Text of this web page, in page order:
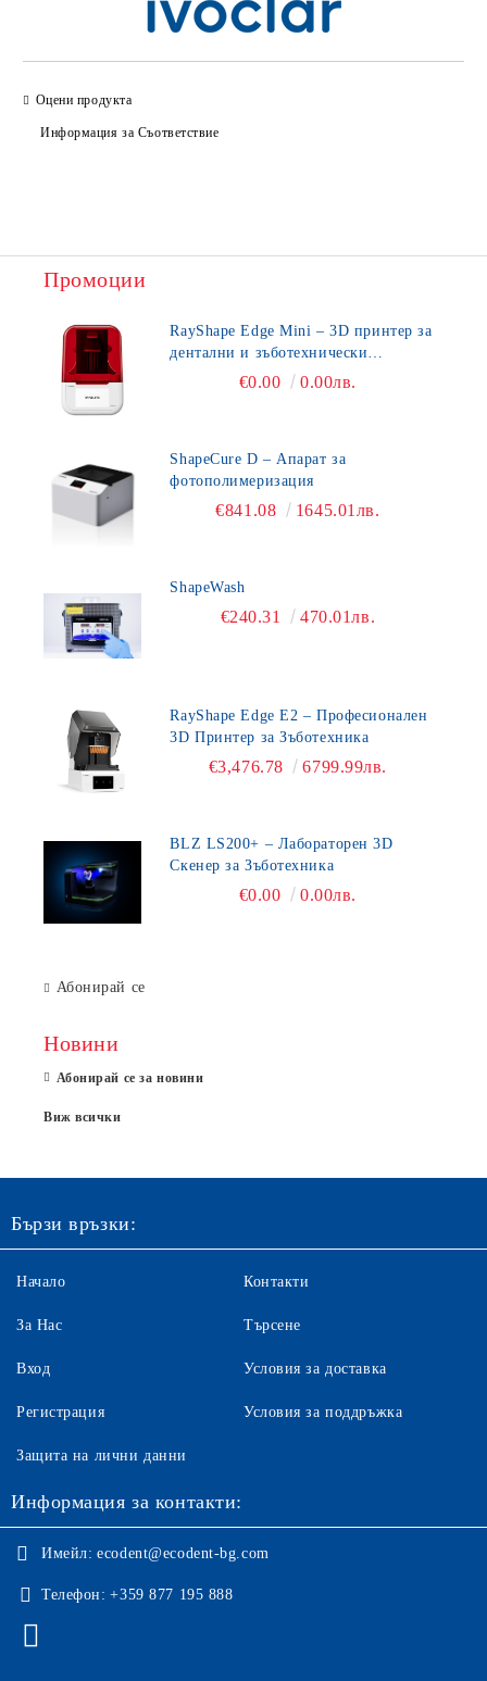
Оцени продукта
Информация за Съответствие
Промоции
RayShape Edge Mini – 3D принтер за
дентални и зъботехнически
приложения€0.00 0.00лв.
ShapeCure D – Апарат за
фотополимеризация
€841.08 1645.01лв.
ShapeWash
€240.31 470.01лв.
RayShape Edge E2 – Професионален
3D Принтер за Зъботехника
€3,476.78 6799.99лв.
BLZ LS200+ – Лабораторен 3D
Скенер за Зъботехника
€0.00 0.00лв.
Абонирай се
Новини
Абонирай се за новини
Виж всички
Бързи връзки:
Начало
За Нас
Вход
Регистрация
Контакти
Търсене
Условия за доставка
Условия за поддръжка
Защита на лични данни
Информация за контакти:
Имейл: ecodent@ecodent-bg.com
Телефон: +359 877 195 888